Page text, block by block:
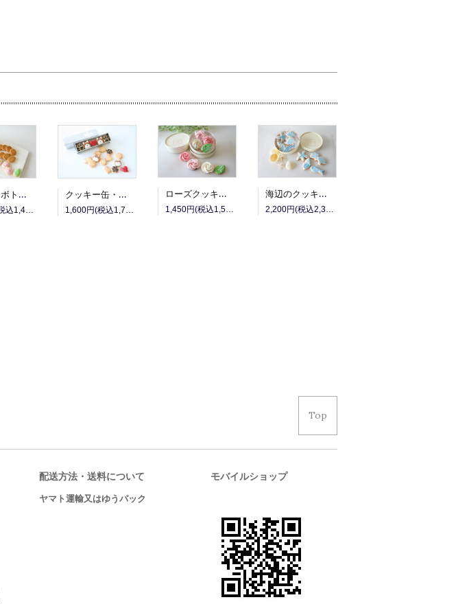
クッキーボトル・フラワー（アイシング・発酵バターのクッキー）
1,300円(税込1,404円)
クッキー缶・ワンコ（Ａ） ローズクッキーのメッセージギフト(S)
1,450円(税込1,566円)
海辺のクッキーギフト
2,200円(税込2,376円)
Top
配送方法・送料について
ヤマト運輸又はゆうパック
モバイルショップ